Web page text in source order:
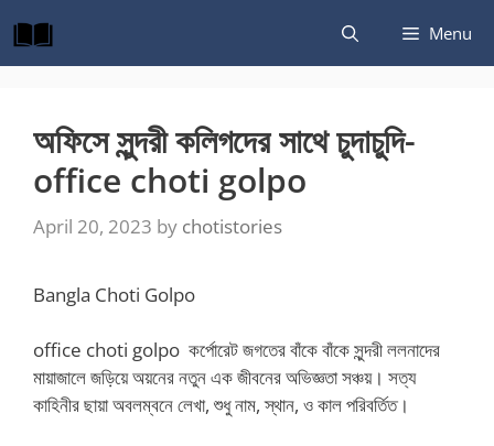
to
content
Menu
অফিসে সুন্দরী কলিগদের সাথে চুদাচুদি-
office choti golpo
April 20, 2023 by chotistories
Bangla Choti Golpo
office choti golpo কর্পোরেট জগতের বাঁকে বাঁকে সুন্দরী ললনাদের
মায়াজালে জড়িয়ে অয়নের নতুন এক জীবনের অভিজ্ঞতা সঞ্চয়। সত্য
কাহিনীর ছায়া অবলম্বনে লেখা, শুধু নাম, স্থান, ও কাল পরিবর্তিত।